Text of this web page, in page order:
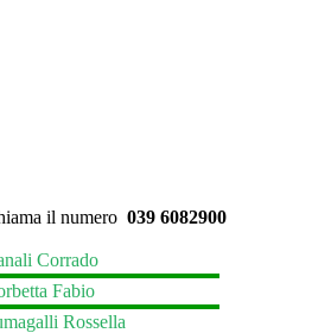
il numero 039 6082900
Corrado
Fabio
Rossella